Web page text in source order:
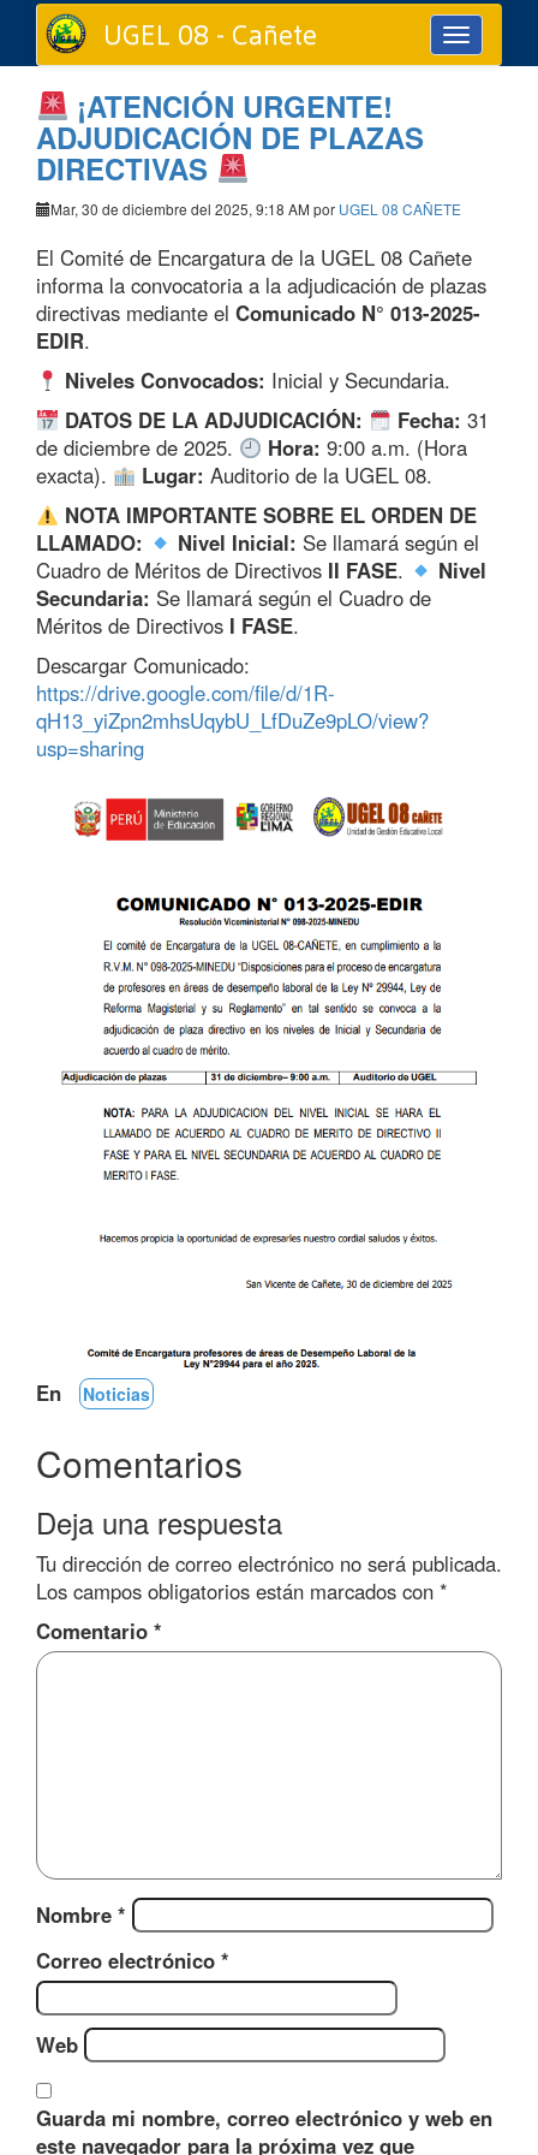
Toggle
navigation
UGEL 08 - Cañete
¡ATENCIÓN URGENTE!
ADJUDICACIÓN DE PLAZAS
DIRECTIVAS
Mar, 30 de diciembre del 2025, 9:18 AM por UGEL 08 CAÑETE
El Comité de Encargatura de la UGEL 08 Cañete
informa la convocatoria a la adjudicación de plazas
directivas mediante el Comunicado N° 013-2025-
EDIR.
Niveles Convocados: Inicial y Secundaria.
DATOS DE LA ADJUDICACIÓN:
Fecha: 31
de diciembre de 2025.
Hora: 9:00 a.m. (Hora
exacta).
Lugar: Auditorio de la UGEL 08.
NOTA IMPORTANTE SOBRE EL ORDEN DE
LLAMADO:
Nivel Inicial: Se llamará según el
Cuadro de Méritos de Directivos II FASE.
Nivel
Secundaria: Se llamará según el Cuadro de
Méritos de Directivos I FASE.
Descargar Comunicado:
https://drive.google.com/file/d/1R-
qH13_yiZpn2mhsUqybU_LfDuZe9pLO/view?
usp=sharing
En Noticias
Comentarios
Deja una respuesta
Tu dirección de correo electrónico no será publicada.
Los campos obligatorios están marcados con *
Comentario *
Nombre *
Correo electrónico *
Web
Guarda mi nombre, correo electrónico y web en
este navegador para la próxima vez que